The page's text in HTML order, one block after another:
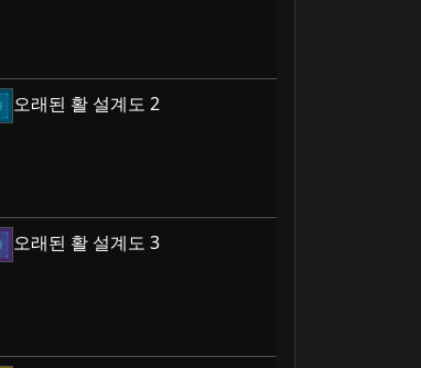
오래된 활 설계도 2
오래된 활 설계도 3